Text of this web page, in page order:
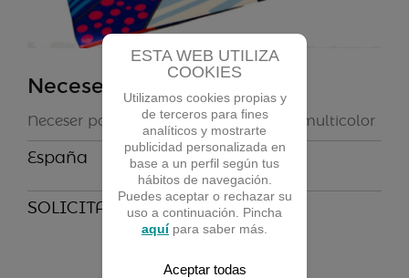
Neceser España
Neceser portadocumento A5 España multicolor
España
SOLICITA MÁS INFORMACIÓN
ESTA WEB UTILIZA
COOKIES
Utilizamos cookies propias y
de terceros para fines
analíticos y mostrarte
publicidad personalizada en
base a un perfil según tus
hábitos de navegación.
Puedes aceptar o rechazar su
uso a continuación. Pincha
aquípara saber más.
Aceptar todas